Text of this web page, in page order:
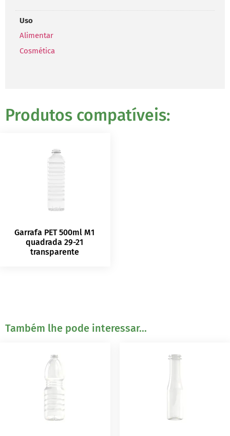
Uso
Alimentar
Cosmética
Produtos compatíveis:
Garrafa PET 500ml M1
quadrada 29-21
transparente
Também lhe pode interessar...